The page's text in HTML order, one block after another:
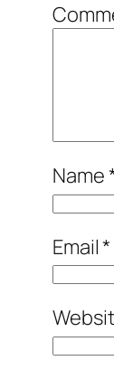
Name
Email*